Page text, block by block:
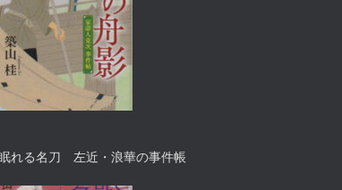
れる名刀 左近・浪華の事件帳